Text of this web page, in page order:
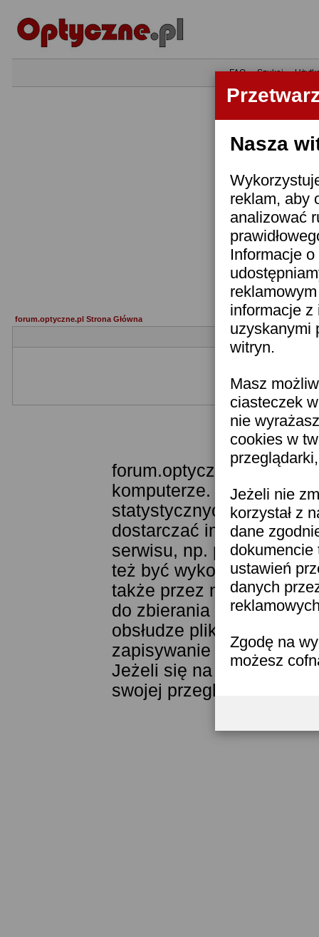
Nasza
reklam, aby
analizować
Informacje
informacje z
uzyskanymi
witryn.
Masz
ciasteczek
nie
cookies w
Jeżeli nie
korzystał z
dane
dokumencie
ustawień
danych
Zgodę na
możesz
•FAQ•Szukaj•
forum.optyczne.pl Strona Główna
Jeżeli nie jesteś
forum.optyczne.pl
komputerze.
statystycznych. Pozwala
dostarczać im
serwisu, np. poprzez
też być wykorzystywane
także przez narzędzie
do zbierania statystyk.
obsłudze plików cookies
zapisywanie ich w
Jeżeli się na to nie
swojej przeglądarki.